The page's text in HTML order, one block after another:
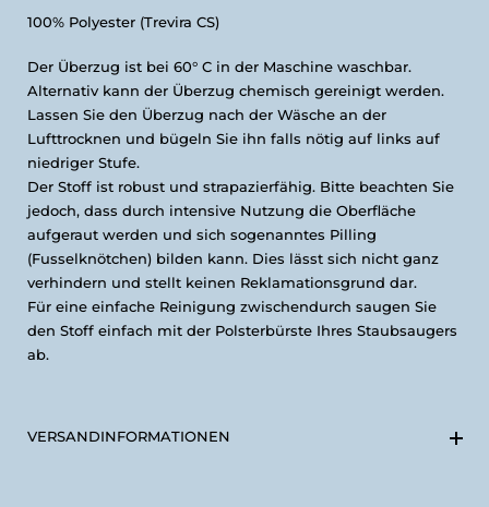
100% Polyester (Trevira CS)
Der Überzug ist bei 60° C in der Maschine waschbar.
Alternativ kann der Überzug chemisch gereinigt werden.
Lassen Sie den Überzug nach der Wäsche an der
Lufttrocknen und bügeln Sie ihn falls nötig auf links auf
niedriger Stufe.
Der Stoff ist robust und strapazierfähig. Bitte beachten Sie
jedoch, dass durch intensive Nutzung die Oberfläche
aufgeraut werden und sich sogenanntes Pilling
(Fusselknötchen) bilden kann. Dies lässt sich nicht ganz
verhindern und stellt keinen Reklamationsgrund dar.
Für eine einfache Reinigung zwischendurch saugen Sie
den Stoff einfach mit der Polsterbürste Ihres Staubsaugers
ab.
VERSANDINFORMATIONEN